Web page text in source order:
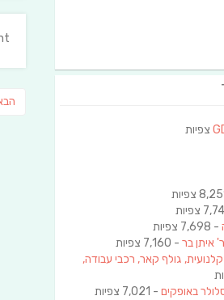
- 7,698 צפיות
איתן בר - 7,160 צפיות
גולף קאר, רכבי עבודה,
באופקים - 7,021 צפיות